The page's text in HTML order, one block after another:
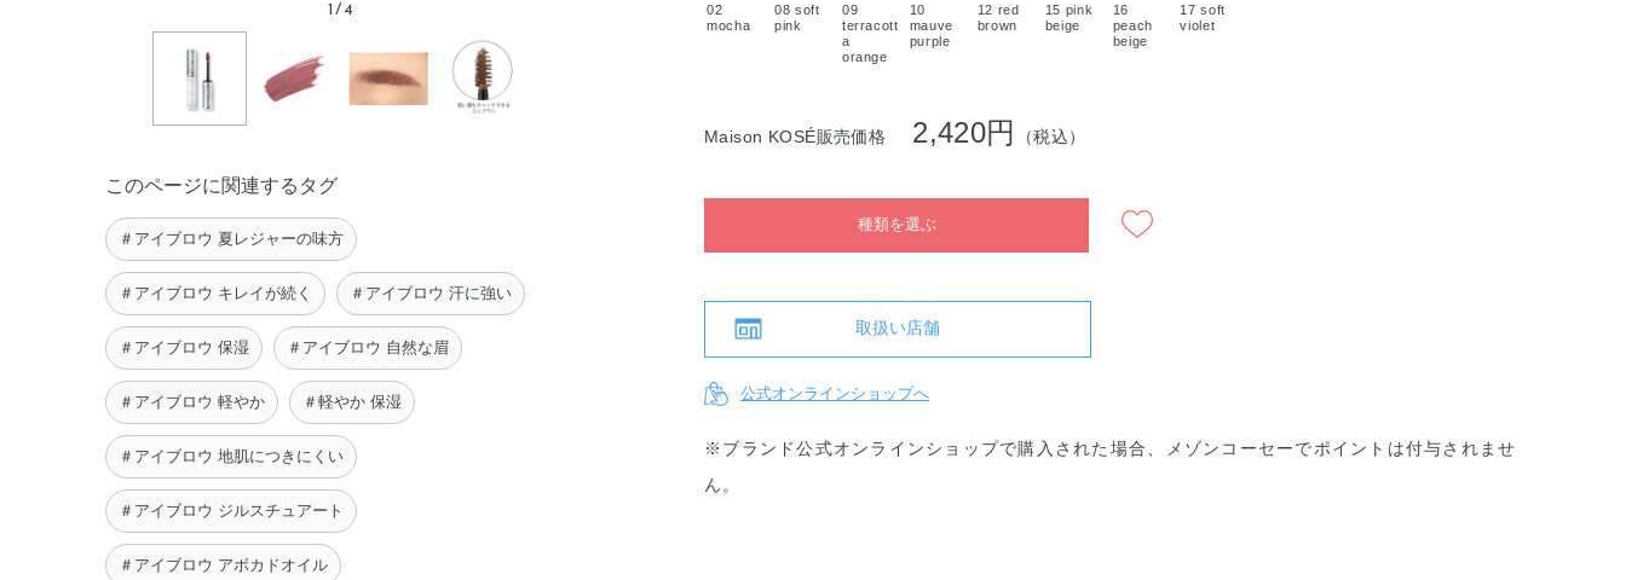
1/ 4
このページに関連するタグ
＃アイブロウ 夏レジャーの味方
＃アイブロウ キレイが続く ＃アイブロウ 汗に強い
＃アイブロウ 保湿 ＃アイブロウ 自然な眉
＃アイブロウ 軽やか ＃軽やか 保湿
＃アイブロウ 地肌につきにくい
＃アイブロウ ジルスチュアート
＃アイブロウ アボカドオイル
02
mocha
08 soft
pink
09
terracott
a
orange
10
mauve
purple
12 red
brown
15 pink
beige
16
peach
beige
17 soft
violet
Maison KOSÉ販売価格 2,420円 （税込）
種類を選ぶ
取扱い店舗
公式オンラインショップへ
※ブランド公式オンラインショップで購入された場合、メゾンコーセーでポイントは付与されませ
ん。